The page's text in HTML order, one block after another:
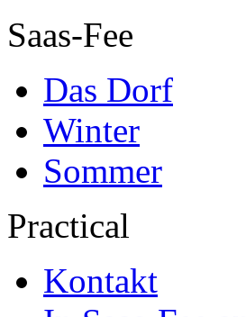
Saas-Fee
Das Dorf
Winter
Sommer
Practical
Kontakt